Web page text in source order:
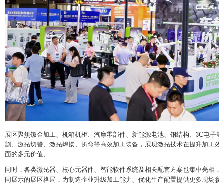
展区聚焦钣金加工、机箱机柜、汽摩零部件、新能源电池、钢结构、3C电
割、激光切管、激光焊接、折弯等高效加工装备，展现激光技术在提升加工
面的多元价值。
同时，各类激光器、核心元器件、智能软件系统及相关配套方案也集中亮相
同展示的展区格局，为制造企业升级加工能力、优化生产配置提供更多现场